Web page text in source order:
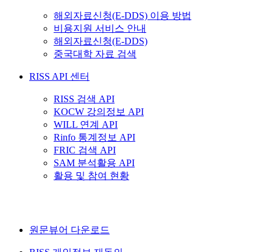
해외자료신청(E-DDS) 이용 방법
비용지원 서비스 안내
해외자료신청(E-DDS)
중국대학 자료 검색
RISS API 센터
RISS 검색 API
KOCW 강의정보 API
WILL 연계 API
Rinfo 통계정보 API
FRIC 검색 API
SAM 분석활용 API
활용 및 참여 현황
원문뷰어 다운로드